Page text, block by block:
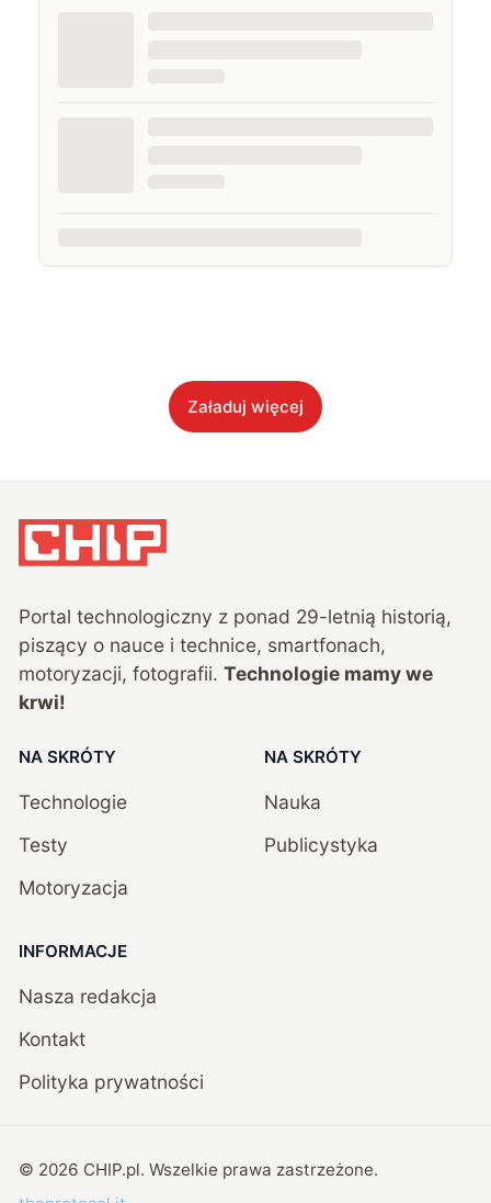
Załaduj więcej
Portal technologiczny z ponad 29-letnią historią,
piszący o nauce i technice, smartfonach,
motoryzacji, fotografii. Technologie mamy we
krwi!
NA SKRÓTY
Technologie
Testy
Motoryzacja
NA SKRÓTY
Nauka
Publicystyka
INFORMACJE
Nasza redakcja
Kontakt
Polityka prywatności
© 2026 CHIP.pl. Wszelkie prawa zastrzeżone.